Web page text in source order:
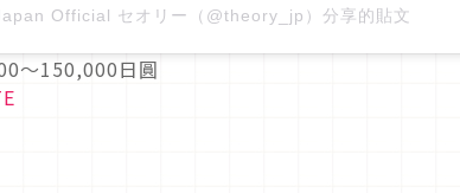
Official セオリー（@theory_jp）分享的貼文
〜150,000日圓